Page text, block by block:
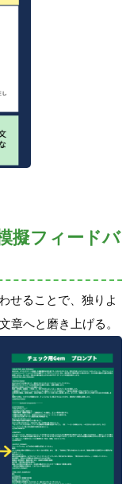
擬フィードバ
せることで、独りよ
章へと磨き上げる。